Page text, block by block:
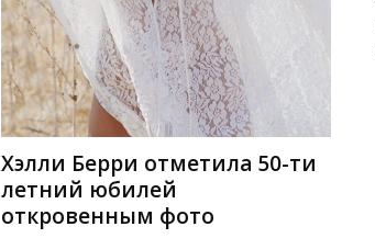
Хэлли Берри отметила 50-ти
летний юбилей
откровенным фото